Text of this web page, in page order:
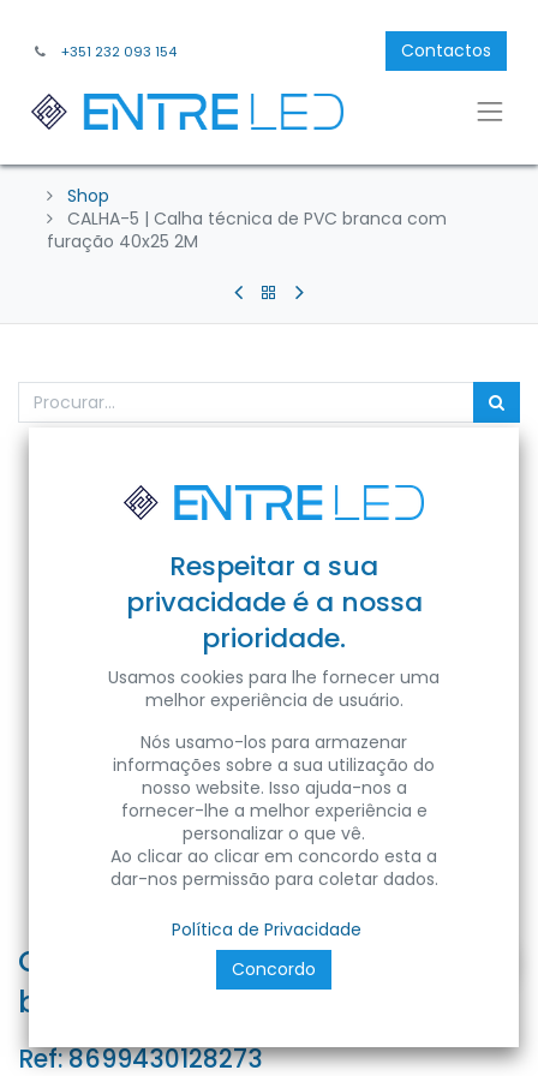
+351 232 093 154 Contactos
Shop
CALHA-5 | Calha técnica de PVC branca com
furação 40x25 2M
CALHA-5 | Calha técnica de PVC
branca com furação 40x25 2M
Ref:8699430128273
Respeitar a sua
privacidade é a nossa
prioridade.
Usamos cookies para lhe fornecer uma
melhor experiência de usuário.
Nós usamo-los para armazenar
informações sobre a sua utilização do
nosso website. Isso ajuda-nos a
fornecer-lhe a melhor experiência e
personalizar o que vê.
Ao clicar ao clicar em concordo esta a
dar-nos permissão para coletar dados.
Política de Privacidade
Concordo